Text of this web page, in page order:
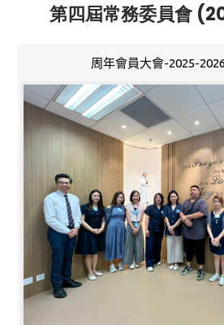
第四屆常務委員會
周年會員大會-2025-